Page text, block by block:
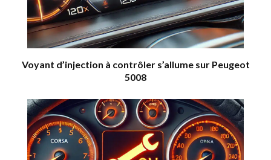
Voyant d’injection à contrôler s’allume sur Peugeot
5008